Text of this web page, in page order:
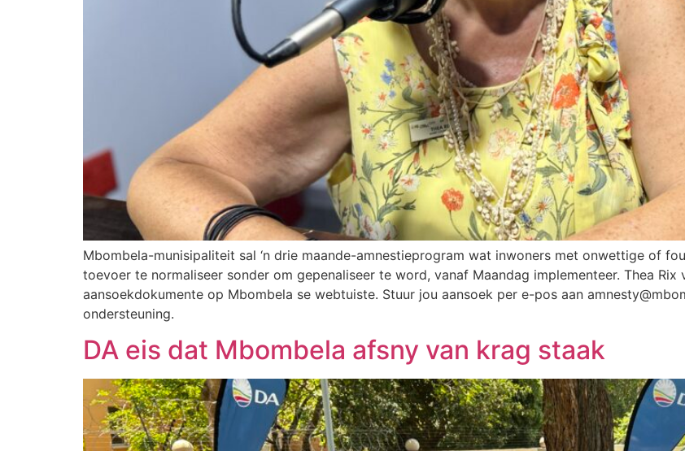
Mbombela-munisipaliteit sal ‘n drie maande-amnestieprogram wat inwoners met onwettige of
toevoer te normaliseer sonder om gepenaliseer te word, vanaf Maandag implementeer. Thea
aansoekdokumente op Mbombela se webtuiste. Stuur jou aansoek per e-pos aan
ondersteuning.
DA eis dat Mbombela afsny van krag staak